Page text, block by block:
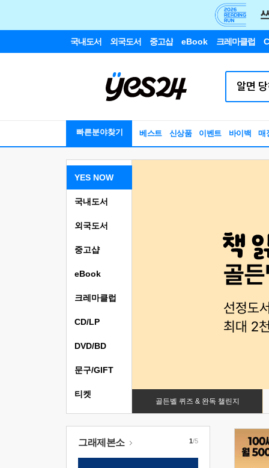
국내도서 외국도서 중고샵 eBook 크레마클럽
빠른분야찾기 베스트 신상품 이벤트 바이백 매
YES NOW
골든벨 퀴즈 & 완독 챌린지
국내도서
외국도서
중고샵
eBook
크레마클럽
CD/LP
DVD/BD
문구/GIFT
티켓
그래제본소 1/5